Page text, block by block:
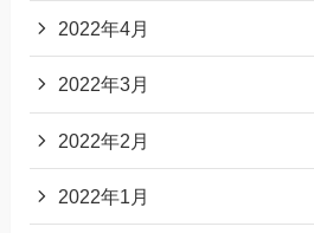
2022年4月
2022年3月
2022年2月
2022年1月